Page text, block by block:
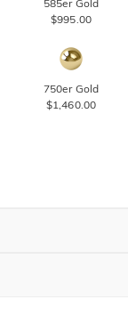
585er Gold
$995.00
750er Gold
$1,460.00